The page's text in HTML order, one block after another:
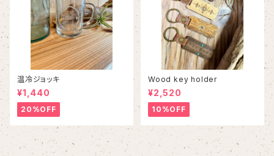
温冷ジョッキ
¥1,440
20%OFF
Wood key holder
¥2,520
10%OFF